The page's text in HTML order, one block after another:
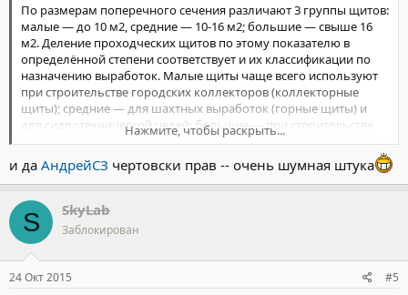
По размерам поперечного сечения различают 3 группы щитов:
малые — до 10 м2, средние — 10-16 м2; большие — свыше 16
м2. Деление проходческих щитов по этому показателю в
определённой степени соответствует и их классификации по
назначению выработок. Малые щиты чаще всего используют
при строительстве городских коллекторов (коллекторные
щиты); средние — для шахтных выработок (горные щиты) и
для гидротехнической целей; большие — при строительстве
железнодорожных, автодорожных тоннелей и
метрополитенов, капитальных выработок шахт, а также
крупных гидротехнических тоннелей. На строительстве шахт в
Подмосковном угольном бассейне проходческим щитом
пройдено в сложных гидрогеологических условиях свыше 20
км магистральных штреков (1987). Протяжённость возводимых
с помощью проходческих щитов коллекторных тоннелей в
CCCP, как правило, в обводнённых песчаных и глинистых
породах покровных отложений около 70 км в год. Щиты
Нажмите, чтобы раскрыть...
и да АндрейСЗ чертовски прав -- очень шумная штука
S SkyLab
Заблокирован
24 Окт 2015 #5